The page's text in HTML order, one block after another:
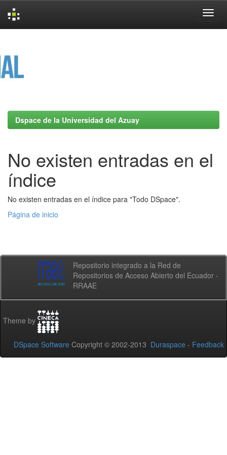
Dspace de la Universidad del Azuay
No existen entradas en el
índice
No existen entradas en el índice para "Todo DSpace".
Página de inicio
Repositorio integrado a la Red de
Repositorios de Acceso Abierto del Ecuador -
RRAAE
Theme by
DSpace Software Copyright © 2002-2013 Duraspace - Feedback